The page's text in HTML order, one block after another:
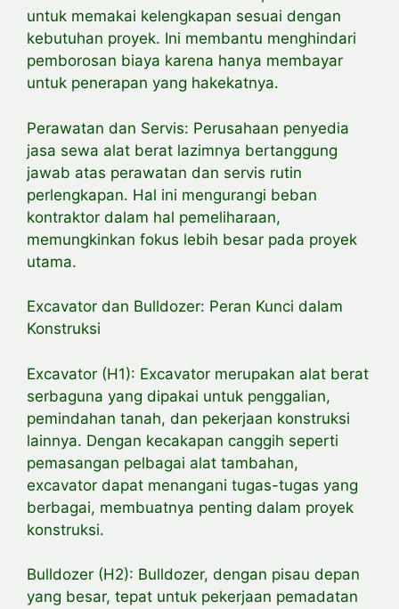
untuk memakai kelengkapan sesuai dengan
kebutuhan proyek. Ini membantu menghindari
pemborosan biaya karena hanya membayar
untuk penerapan yang hakekatnya.
Perawatan dan Servis: Perusahaan penyedia
jasa sewa alat berat lazimnya bertanggung
jawab atas perawatan dan servis rutin
perlengkapan. Hal ini mengurangi beban
kontraktor dalam hal pemeliharaan,
memungkinkan fokus lebih besar pada proyek
utama.
Excavator dan Bulldozer: Peran Kunci dalam
Konstruksi
Excavator (H1): Excavator merupakan alat berat
serbaguna yang dipakai untuk penggalian,
pemindahan tanah, dan pekerjaan konstruksi
lainnya. Dengan kecakapan canggih seperti
pemasangan pelbagai alat tambahan,
excavator dapat menangani tugas-tugas yang
berbagai, membuatnya penting dalam proyek
konstruksi.
Bulldozer (H2): Bulldozer, dengan pisau depan
yang besar, tepat untuk pekerjaan pemadatan